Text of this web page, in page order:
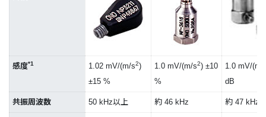
感度*1 1.02 mV/(m/s2)
±15 %
1.0 mV/(m/s2) ±10
%
1.0 mV/(m/
dB
共振周波数 50 kHz以上 約 46 kHz 約 47 kHz